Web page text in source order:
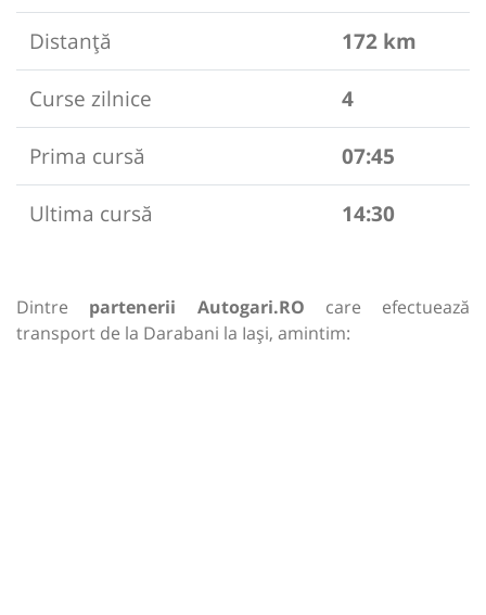
Distanță
172 km
Curse zilnice
4
Prima cursă
07:45
Ultima cursă
14:30
Dintre partenerii Autogari.RO care efectuează
transport de la Darabani la Iași, amintim: